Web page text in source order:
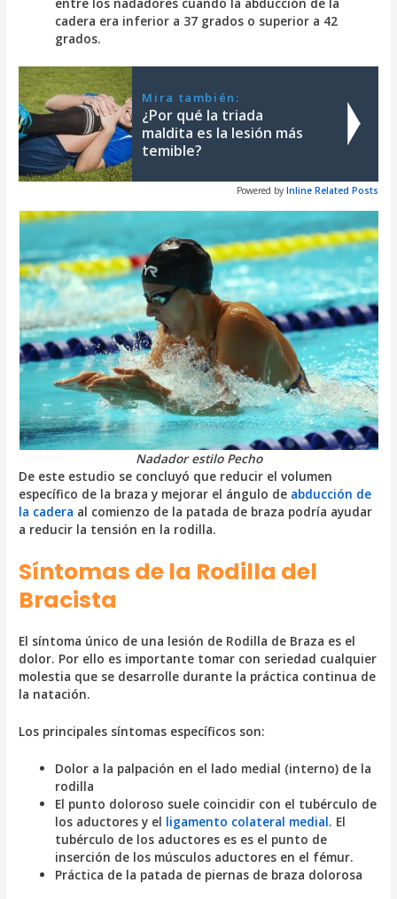
cadera era inferior a 37 grados o superior a 42
grados.
Mira también:
¿Por qué la triada
maldita es la lesión más
temible?
Powered by Inline Related Posts
Nadador estilo Pecho
De este estudio se concluyó que reducir el volumen
específico de la braza y mejorar el ángulo de abducción de
la cadera al comienzo de la patada de braza podría ayudar
a reducir la tensión en la rodilla.
Síntomas de la Rodilla del
Bracista
El síntoma único de una lesión de Rodilla de Braza es el
dolor. Por ello es importante tomar con seriedad cualquier
molestia que se desarrolle durante la práctica continua de
la natación.
Los principales síntomas específicos son:
Dolor a la palpación en el lado medial (interno) de la
rodilla
El punto doloroso suele coincidir con el tubérculo de
los aductores y el ligamento colateral medial. El
tubérculo de los aductores es es el punto de
inserción de los músculos aductores en el fémur.
Práctica de la patada de piernas de braza dolorosa